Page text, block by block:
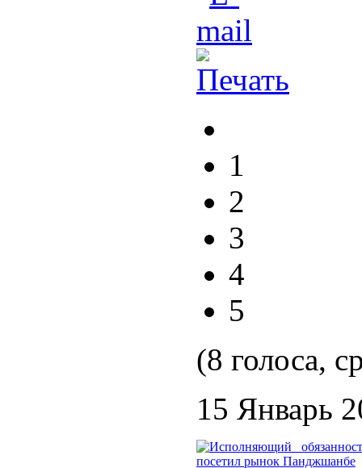
1
2
3
4
5
(8 голоса,
15 Январь